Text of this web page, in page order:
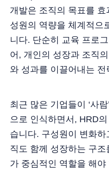
개발은 조직의 목표를
성원의 역량을 체계적으
니다. 단순히 교육 프로
어, 개인의 성장과 조직
와 성과를 이끌어내는
최근 많은 기업들이 ‘사
으로 인식하면서, HRD
습니다. 구성원이 변화
직도 함께 성장하는 구
가 중심적인 역할을 해야